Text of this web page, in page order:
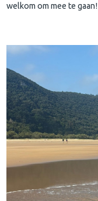
welkom om mee te gaan!